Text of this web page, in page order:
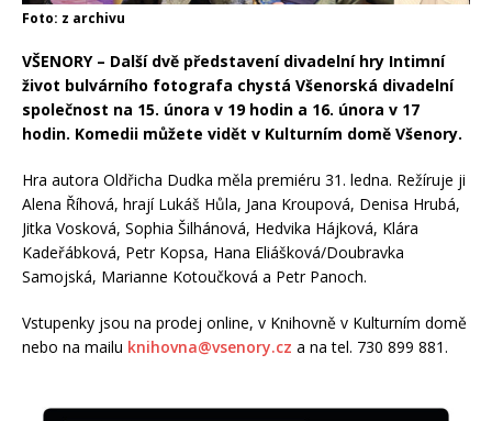
Foto: z archivu
VŠENORY – Další dvě představení divadelní hry Intimní
život bulvárního fotografa chystá Všenorská divadelní
společnost na 15. února v 19 hodin a 16. února v 17
hodin. Komedii můžete vidět v Kulturním domě Všenory.
Hra autora Oldřicha Dudka měla premiéru 31. ledna. Režíruje ji
Alena Říhová, hrají Lukáš Hůla, Jana Kroupová, Denisa Hrubá,
Jitka Vosková, Sophia Šilhánová, Hedvika Hájková, Klára
Kadeřábková, Petr Kopsa, Hana Eliášková/Doubravka
Samojská, Marianne Kotoučková a Petr Panoch.
Vstupenky jsou na prodej online, v Knihovně v Kulturním domě
nebo na mailu knihovna@vsenory.cz a na tel. 730 899 881.